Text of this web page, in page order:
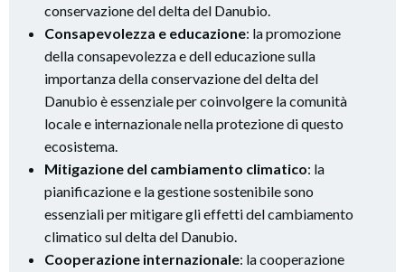
conservazione del delta del Danubio.
Consapevolezza e educazione: la promozione
della consapevolezza e dell educazione sulla
importanza della conservazione del delta del
Danubio è essenziale per coinvolgere la comunità
locale e internazionale nella protezione di questo
ecosistema.
Mitigazione del cambiamento climatico: la
pianificazione e la gestione sostenibile sono
essenziali per mitigare gli effetti del cambiamento
climatico sul delta del Danubio.
Cooperazione internazionale: la cooperazione